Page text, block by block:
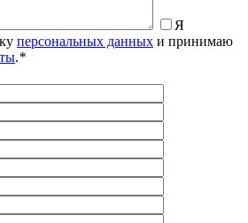
Я
персональных данных и принимаю
.*